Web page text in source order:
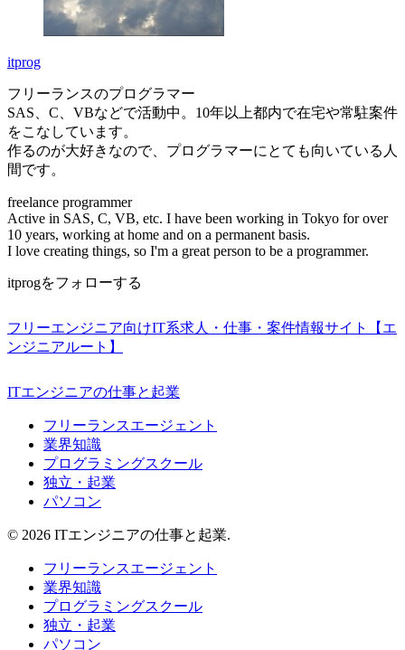
itprog
フリーランスのプログラマー
SAS、C、VBなどで活動中。10年以上都内で在宅や常駐案件
をこなしています。
作るのが大好きなので、プログラマーにとても向いている人
間です。
freelance programmer
Active in SAS, C, VB, etc. I have been working in Tokyo for over
10 years, working at home and on a permanent basis.
I love creating things, so I'm a great person to be a programmer.
itprogをフォローする
フリーエンジニア向けIT系求人・仕事・案件情報サイト【エ
ンジニアルート】
ITエンジニアの仕事と起業
フリーランスエージェント
業界知識
プログラミングスクール
独立・起業
パソコン
© 2026 ITエンジニアの仕事と起業.
フリーランスエージェント
業界知識
プログラミングスクール
独立・起業
パソコン